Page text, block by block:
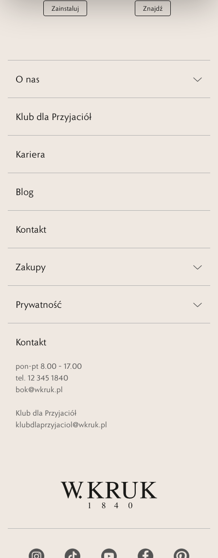
Zainstaluj Znajdź
O nas
Klub dla Przyjaciół
Kariera
Blog
Kontakt
Zakupy
Prywatność
Kontakt
pon-pt 8.00 – 17.00
tel. 12 345 1840
bok@wkruk.pl
Klub dla Przyjaciół
klubdlaprzyjaciol@wkruk.pl